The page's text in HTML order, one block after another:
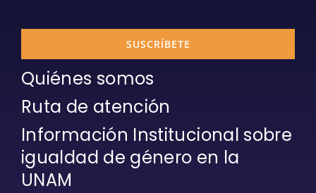
SUSCRÍBETE
Quiénes somos
Ruta de atención
Información Institucional sobre
igualdad de género en la
UNAM